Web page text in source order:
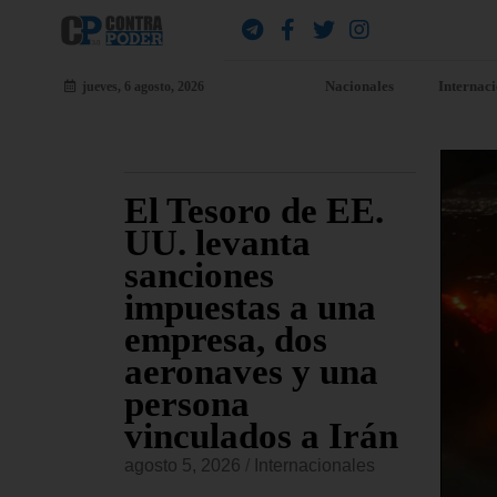
jueves, 6 agosto, 2026 Nacionales
El Tesoro de EE.
UU. levanta
sanciones
impuestas a una
empresa, dos
aeronaves y una
persona
vinculados a Irán
agosto 5, 2026 Internacionales